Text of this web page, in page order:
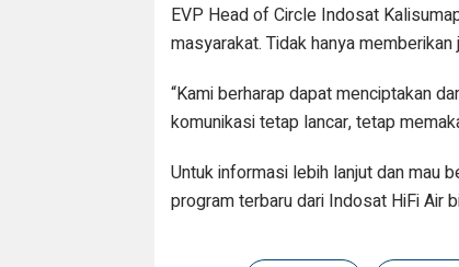
EVP Head of Circle Indosat
masyarakat. Tidak hanya
“Kami berharap dapat menciptakan
komunikasi tetap lancar, tetap
Untuk informasi lebih lanjut dan mau
program terbaru dari Indosat HiFi Air